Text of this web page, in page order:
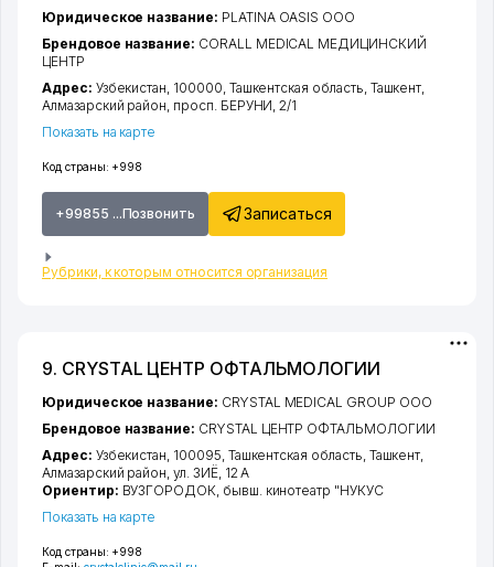
Код страны: +998
+99855 ...Позвонить Записаться
Рубрики, к которым относится организация
Юридическое название: PLATINA OASIS ООО
Брендовое название: CORALL MEDICAL МЕДИЦИНСКИЙ
ЦЕНТР
Адрес: Узбекистан, 100000, Ташкентская область, Ташкент,
Алмазарский район, просп. БЕРУНИ, 2/1
Показать на карте
9. CRYSTAL ЦЕНТР ОФТАЛЬМОЛОГИИ
Код страны: +998
Юридическое название: CRYSTAL MEDICAL GROUP ООО
Брендовое название: CRYSTAL ЦЕНТР ОФТАЛЬМОЛОГИИ
Адрес: Узбекистан, 100095, Ташкентская область Ташкент
Алмазарский район ,ул. ЗИЁ, 12 А
Ориентир: ВУЗГОРОДОК, бывш. кинотеатр "НУКУС
Показать на карте